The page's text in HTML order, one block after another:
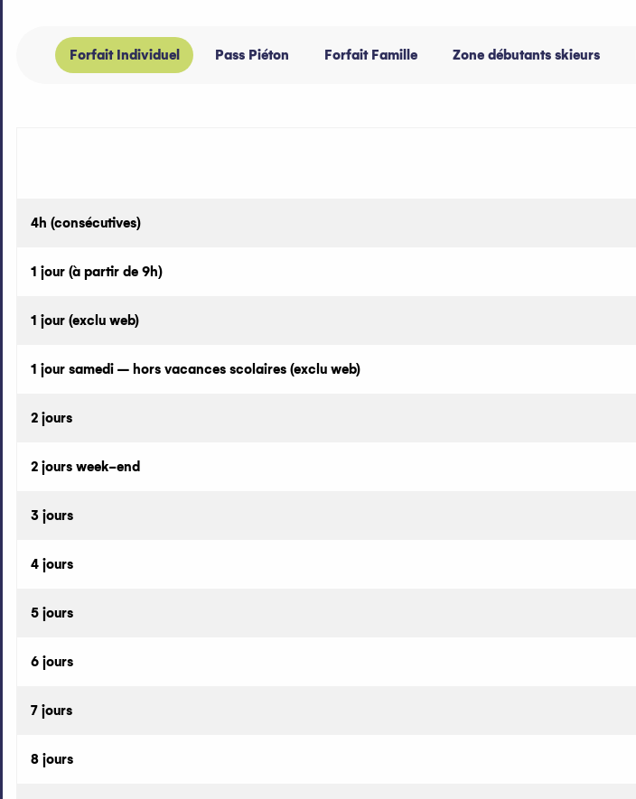
Forfait Individuel Pass Piéton Forfait Famille Zone débutants skieurs
4h (consécutives)
1 jour (à partir de 9h)
1 jour (exclu web)
1 jour samedi – hors vacances scolaires (exclu web)
2 jours
2 jours week-end
3 jours
4 jours
5 jours
6 jours
7 jours
8 jours